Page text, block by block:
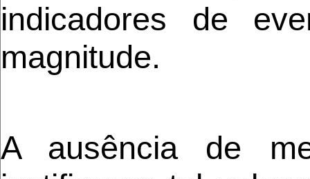
indicadores de
magnitude.
A ausência de